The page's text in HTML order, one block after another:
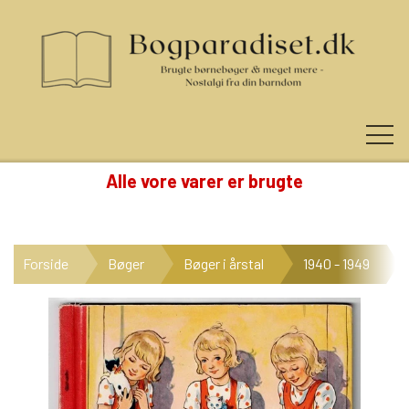
NYHEDER
KATEGORIER
Alle vore varer er brugte
Forside Bøger Bøger i årstal 1940 - 1949